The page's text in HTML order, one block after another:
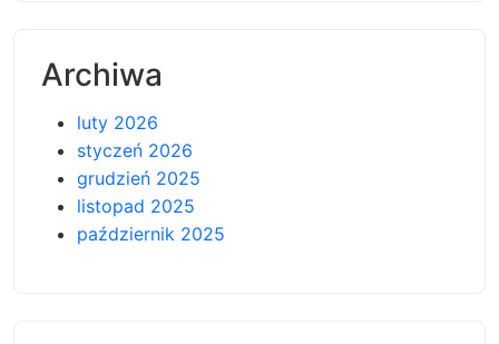
Archiwa
luty 2026
styczeń 2026
grudzień 2025
listopad 2025
październik 2025